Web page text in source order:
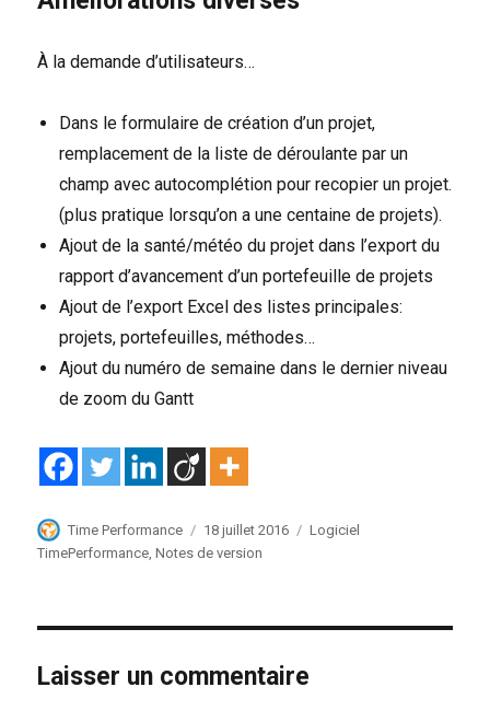
À la demande d’utilisateurs…
Dans le formulaire de création d’un projet,
remplacement de la liste de déroulante par un
champ avec autocomplétion pour recopier un projet.
(plus pratique lorsqu’on a une centaine de projets).
Ajout de la santé/météo du projet dans l’export du
rapport d’avancement d’un portefeuille de projets
Ajout de l’export Excel des listes principales:
projets, portefeuilles, méthodes…
Ajout du numéro de semaine dans le dernier niveau
de zoom du Gantt
Auteur
Time Performance
Publié
le
18 juillet 2016 Catégories
Logiciel
TimePerformance,Notes de version
Laisser un commentaire